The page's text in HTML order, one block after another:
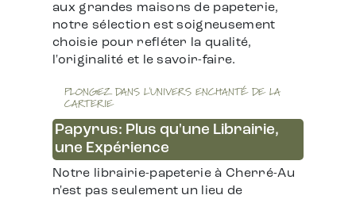
aux grandes maisons de papeterie,
notre sélection est soigneusement
choisie pour refléter la qualité,
l'originalité et le savoir-faire.
PLONGEZ DANS L'UNIVERS ENCHANTÉ DE LA
CARTERIE
Papyrus: Plus qu'une Librairie,
une Expérience
Notre librairie-papeterie à Cherré-Au
n'est pas seulement un lieu de